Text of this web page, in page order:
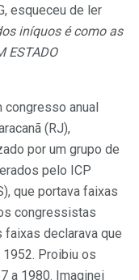
esqueceu de ler
iníquos é como as
ESTADO
congresso anual
(RJ),
por um grupo de
pelo ICP
que portava faixas
congressistas
faixas declarava que
1952. Proibiu os
a 1980. Imaginei